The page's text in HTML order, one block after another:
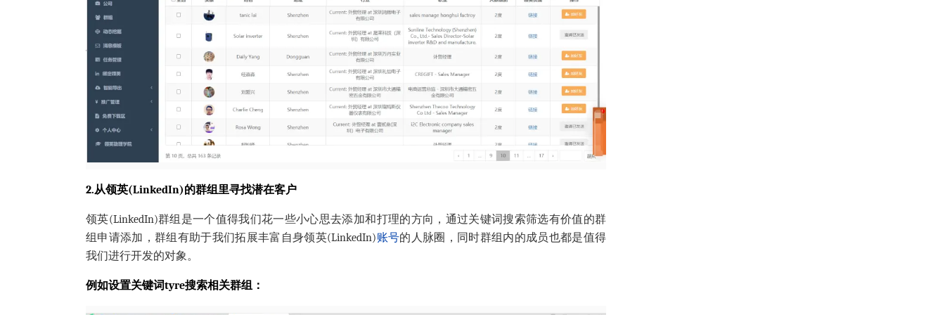
2.从领英(LinkedIn)的群组里寻找潜在客户
领英(LinkedIn)群组是一个值得我们花一些小心思去添加和打理的方向，通过关键词搜索筛选有价值的群
组申请添加，群组有助于我们拓展丰富自身领英(LinkedIn)账号的人脉圈，同时群组内的成员也都是值得
我们进行开发的对象。
例如设置关键词tyre搜索相关群组：